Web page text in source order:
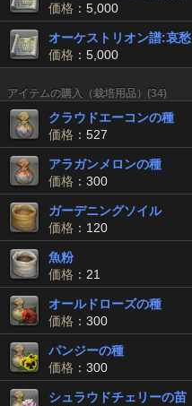
価格 ：5,000
オーケストリオン譜:哀愁
価格 ：5,000
アイテムの購入（栽培用品）(34)
クラウドエーコンの種
価格 ：527
アラガンメロンの種
価格 ：300
ガーデニングソイル
価格 ：120
魚粉
価格 ：21
オールドローズの種
価格 ：300
パンジーの種
価格 ：300
シュラウドチェリーの苗